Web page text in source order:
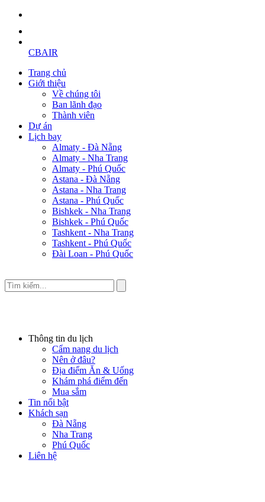
CBAIR
Trang chủ
Giới thiệu
Về chúng tôi
Ban lãnh đạo
Thành viên
Dự án
Lịch bay
Almaty - Đà Nẵng
Almaty - Nha Trang
Almaty - Phú Quốc
Astana - Đà Nẵng
Astana - Nha Trang
Astana - Phú Quốc
Bishkek - Nha Trang
Bishkek - Phú Quốc
Tashkent - Nha Trang
Tashkent - Phú Quốc
Đài Loan - Phú Quốc
Thông tin du lịch
Cẩm nang du lịch
Nên ở đâu?
Địa điểm Ăn & Uống
Khám phá điểm đến
Mua sắm
Tin nổi bật
Khách sạn
Đà Nẵng
Nha Trang
Phú Quốc
Liên hệ